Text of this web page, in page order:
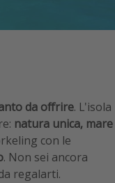
da offrire. L'isola
natura unica, mare
con le
. Non sei ancora
regalarti.